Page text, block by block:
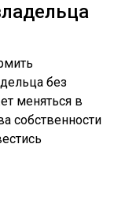
без
меняться в
собственности